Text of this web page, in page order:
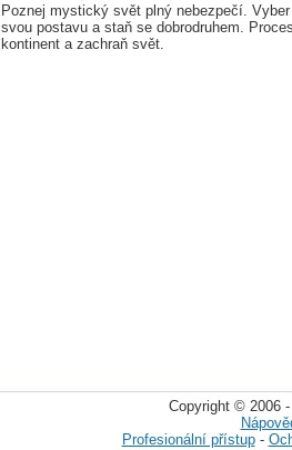
Poznej mystický svět plný nebezpečí.
svou postavu a staň se dobrodruhem.
kontinent a zachraň svět.
Copyright © 2006
Profesionální přístup-